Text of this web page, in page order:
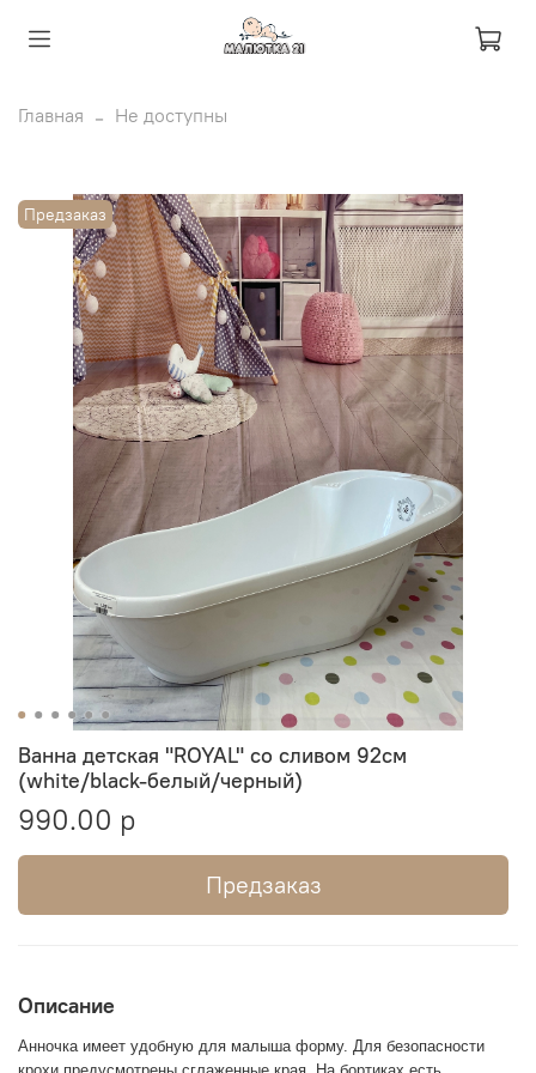
Главная Не доступны
Предзаказ
Ванна детская "ROYAL" со сливом 92см
(white/black-белый/черный)
990.00 р
Предзаказ
Описание
Анночка имеет удобную для малыша форму. Для безопасности